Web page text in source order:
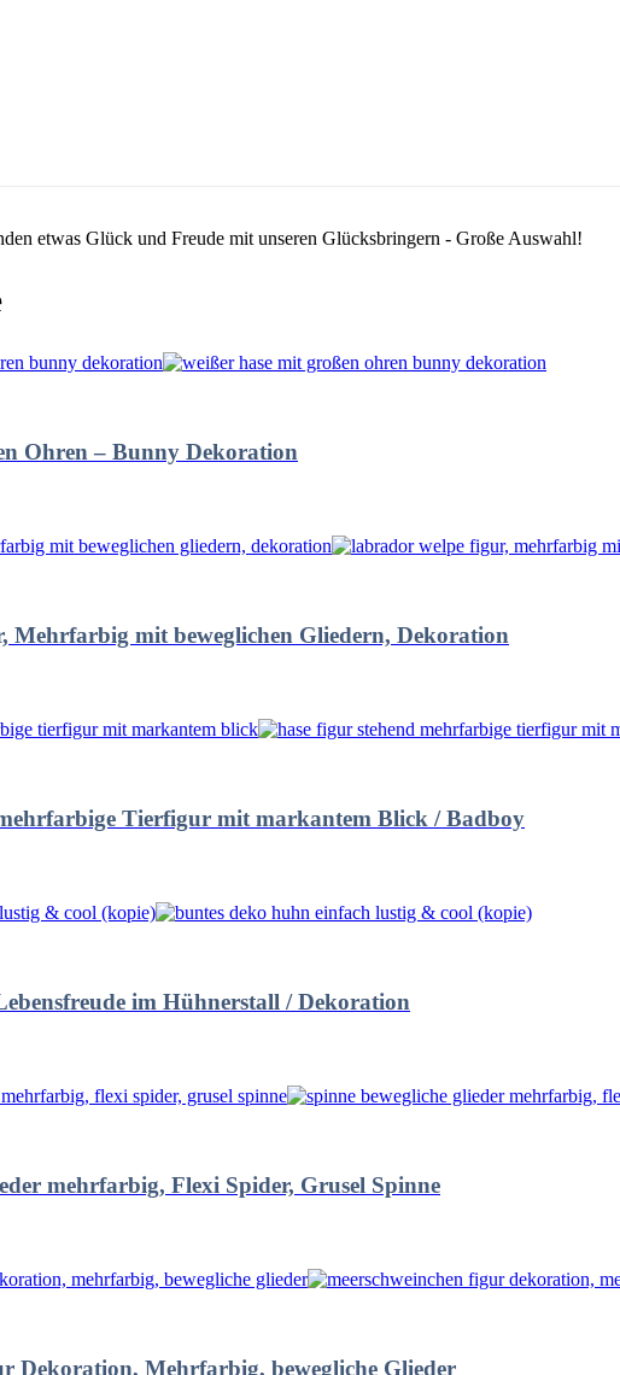
etwas Glück und Freude mit unseren Glücksbringern - Große Auswahl!
Ohren – Bunny Dekoration
Mehrfarbig mit beweglichen Gliedern, Dekoration
Tierfigur mit markantem Blick / Badboy
im Hühnerstall / Dekoration
mehrfarbig, Flexi Spider, Grusel Spinne
Dekoration, Mehrfarbig, bewegliche Glieder